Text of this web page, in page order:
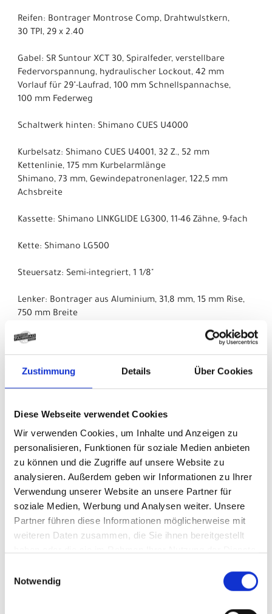
Zustimmung Details Über Cookies
Diese Webseite verwendet Cookies
Wir verwenden Cookies, um Inhalte und Anzeigen zu
personalisieren, Funktionen für soziale Medien anbieten
zu können und die Zugriffe auf unsere Website zu
analysieren. Außerdem geben wir Informationen zu Ihrer
Verwendung unserer Website an unsere Partner für
soziale Medien, Werbung und Analysen weiter. Unsere
Partner führen diese Informationen möglicherweise mit
weiteren Daten zusammen, die Sie ihnen bereitgestellt
Notwendig
Reifen: Bontrager Montrose Comp, Drahtwulstkern,
30 TPI, 29 x 2.40
Gabel: SR Suntour XCT 30, Spiralfeder, verstellbare
Federvorspannung, hydraulischer Lockout, 42 mm
Vorlauf für 29"-Laufrad, 100 mm Schnellspannachse,
100 mm Federweg
Schaltwerk hinten: Shimano CUES U4000
Kurbelsatz: Shimano CUES U4001, 32 Z., 52 mm
Kettenlinie, 175 mm Kurbelarmlänge
Shimano, 73 mm, Gewindepatronenlager, 122,5 mm
Achsbreite
Kassette: Shimano LINKGLIDE LG300, 11-46 Zähne, 9-fach
Kette: Shimano LG500
Steuersatz: Semi-integriert, 1 1/8"
Lenker: Bontrager aus Aluminium, 31,8 mm, 15 mm Rise,
750 mm Breite
Lenkervorbau: Bontrager Comp, 31,8 mm, Blendr-
kompatibel, 7 Grad, 50 mm Länge
Sattelstütze: Bontrager aus Aluminium, 31,6 mm, 12 mm
Versatz, 400 mm Länge
Räder: Bontrager Connection, Hohlkammerfelge, 32-
Loch, 20 mm Innenweite, Schrader-Ventil
Formula DC-22, Aluminium, 6-Loch-Scheibenaufnahme,
8/9/10-Freilaufnabe von Shimano, 135 x 5 mm
Herstellerdaten gem. GPSR